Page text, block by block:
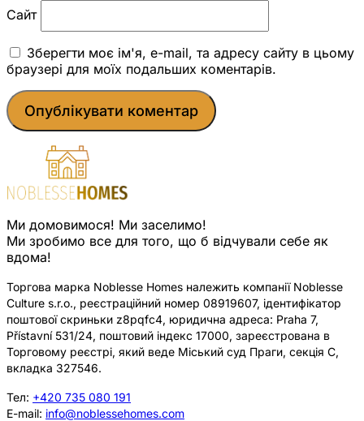
Сайт
Зберегти моє ім'я, e-mail, та адресу сайту в цьому
браузері для моїх подальших коментарів.
Ми домовимося! Ми заселимо!
Ми зробимо все для того, що б відчували себе як
вдома!
Торгова марка Noblesse Homes належить компанії Noblesse
Culture s.r.o., реєстраційний номер 08919607, ідентифікатор
поштової скриньки z8pqfc4, юридична адреса: Praha 7,
Přístavní 531/24, поштовий індекс 17000, зареєстрована в
Торговому реєстрі, який веде Міський суд Праги, секція C,
вкладка 327546.
Тел: +420 735 080 191
E-mail: info@noblessehomes.com